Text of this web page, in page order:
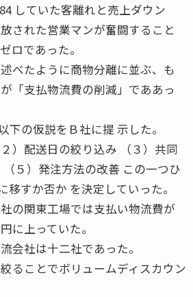
していた客離れと売上ダウン
された営業マンが奮闘すること
ロであった。
べたように商物分離に並ぶ、も
「支払物流費の削減」でああっ
下の仮説をＢ社に提 示した。
２）配送日の絞り込み （３）共同
５）発注方法の改善 この一つひ
移すか否か を決定していった。
社の関東工場では支払い物流費が
に上っていた。
会社は十二社であった。
ることでボリュームディスカウン